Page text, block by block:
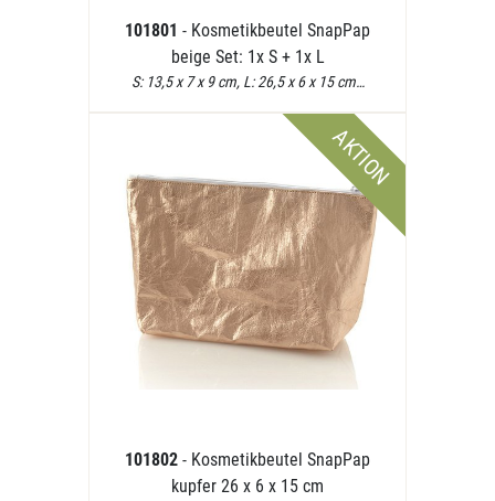
101801 - Kosmetikbeutel SnapPap
beige Set: 1x S + 1x L
S: 13,5 x 7 x 9 cm, L: 26,5 x 6 x 15 cm…
AKTION
101802 - Kosmetikbeutel SnapPap
kupfer 26 x 6 x 15 cm